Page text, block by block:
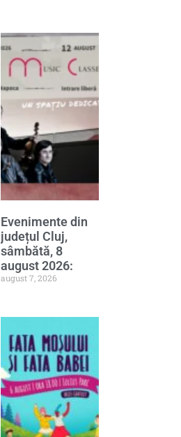
Evenimente din
județul Cluj,
sâmbătă, 8
august 2026:
august 7, 2026